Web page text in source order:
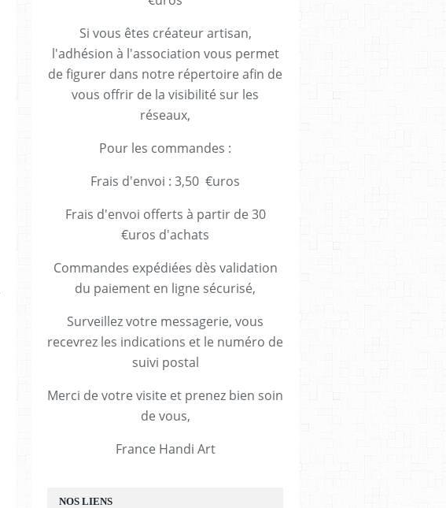
Si vous êtes créateur artisan,
l'adhésion à l'association vous permet
de figurer dans notre répertoire afin de
vous offrir de la visibilité sur les
réseaux,
Pour les commandes :
Frais d'envoi : 3,50 €uros
Frais d'envoi offerts à partir de 30
€uros d'achats
Commandes expédiées dès validation
du paiement en ligne sécurisé,
Surveillez votre messagerie, vous
recevrez les indications et le numéro de
suivi postal
Merci de votre visite et prenez bien soin
de vous,
France Handi Art
NOS LIENS